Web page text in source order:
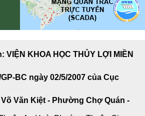
VIỆN KHOA HỌC THỦY LỢI MIỀN
BC ngày 02/5/2007 của Cục
Văn Kiệt - Phường Chợ Quán -